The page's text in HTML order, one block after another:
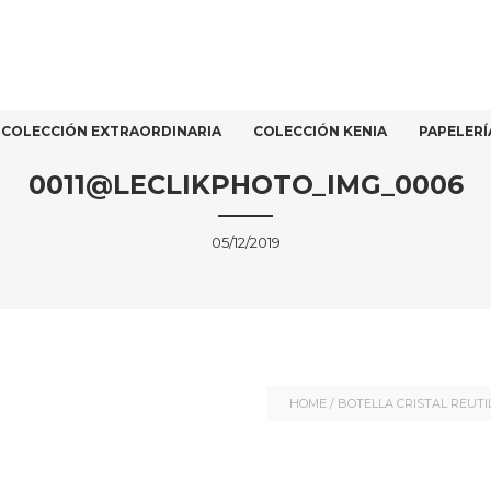
COLECCIÓN EXTRAORDINARIA COLECCIÓN KENIA
0011@LECLIKPHOTO_IMG_0006
05/12/2019
HOME / BOTELLA CRISTAL